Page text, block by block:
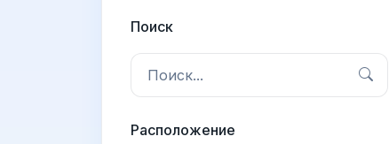
Поиск
Расположение